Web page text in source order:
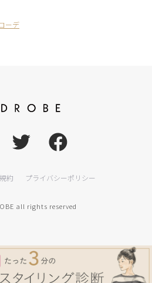
ーデ
約 プライバシーポリシー
all rights reserved